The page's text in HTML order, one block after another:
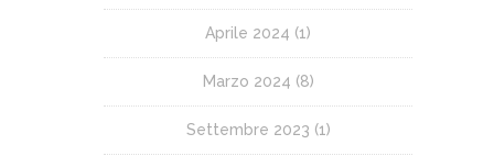
Aprile 2024 (1)
Marzo 2024 (8)
Settembre 2023 (1)